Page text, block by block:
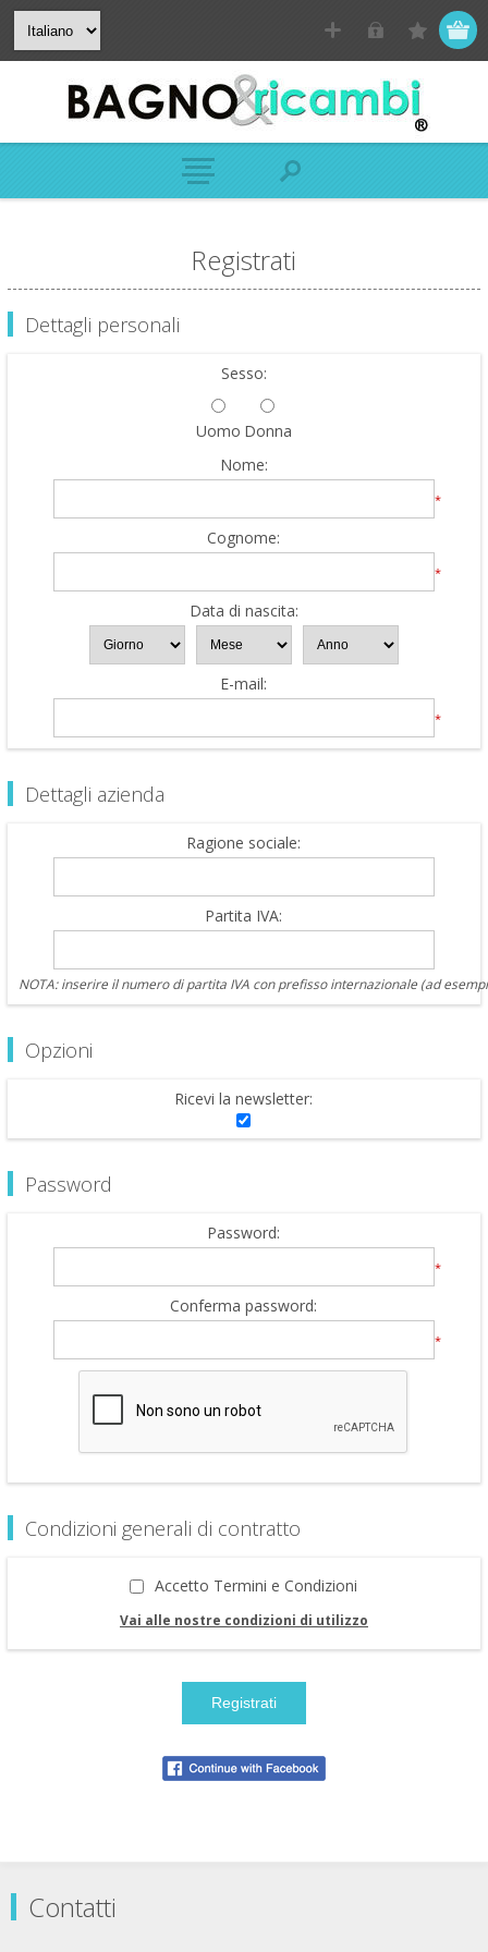
Registrati
Dettagli personali
Sesso:
Uomo Donna
Nome:
*
Cognome:
*
Data di nascita:
E-mail:
*
Dettagli azienda
Ragione sociale:
Partita IVA:
NOTA: inserire il numero di partita IVA con prefisso internazionale (ad
Opzioni
Ricevi la newsletter:
Password
Password:
*
Conferma password:
*
Condizioni generali di contratto
Accetto Termini e Condizioni
Vai alle nostre condizioni di utilizzo
Contatti